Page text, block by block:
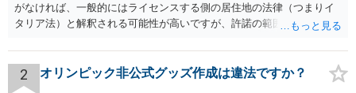
がなければ、一般的にはライセンスする側の居住地の法律（つまりイ
タリア法）と解釈される可能性が高いですが、許諾の範囲が日本国内
あります。 なお、仮に日本法になるとしても、新しい会社との間で契
約が有効かどうかは、ライセンスされた権利の種類（著作権、商標
権、特許権など）や契約の時期などを見て判断する必要があります。
2 オリンピック非公式グッズ作成は違法ですか？